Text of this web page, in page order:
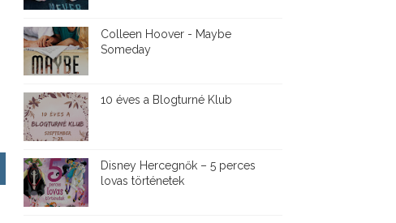
Colleen Hoover - Maybe
Someday
10 éves a Blogturné Klub
Disney ​Hercegnők – 5 perces
lovas történetek